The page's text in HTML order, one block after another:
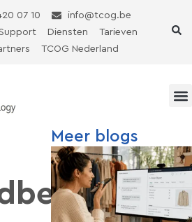
07 10
info@tcog.be
Diensten
Tarieven
TCOG Nederland
Meer blogs